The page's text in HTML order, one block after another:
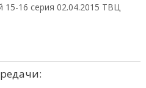
15-16 серия 02.04.2015 ТВЦ